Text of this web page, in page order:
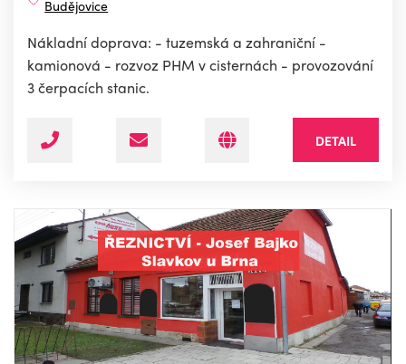
Budějovice
Nákladní doprava: - tuzemská a zahraniční -
kamionová - rozvoz PHM v cisternách - provozování
3 čerpacích stanic.
DETAIL